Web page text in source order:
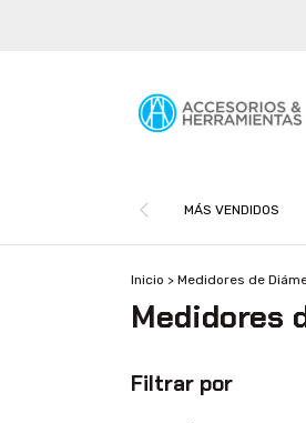
MÁS VENDIDOS
Inicio > Medidores de
Medidores
Filtrar por